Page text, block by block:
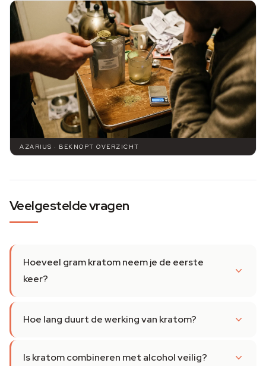
AZARIUS · BEKNOPT OVERZICHT
Veelgestelde vragen
Hoeveel gram kratom neem je de eerste
keer?
Hoe lang duurt de werking van kratom?
Is kratom combineren met alcohol veilig?